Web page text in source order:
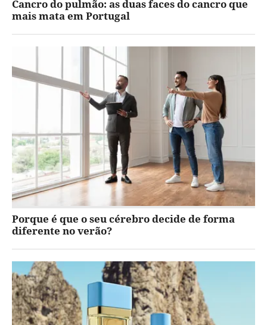
Cancro do pulmão: as duas faces do cancro que
mais mata em Portugal
Porque é que o seu cérebro decide de forma
diferente no verão?